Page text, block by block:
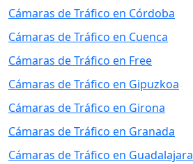
Cámaras de Tráfico en Córdoba
Cámaras de Tráfico en Cuenca
Cámaras de Tráfico en Free
Cámaras de Tráfico en Gipuzkoa
Cámaras de Tráfico en Girona
Cámaras de Tráfico en Granada
Cámaras de Tráfico en Guadalajara